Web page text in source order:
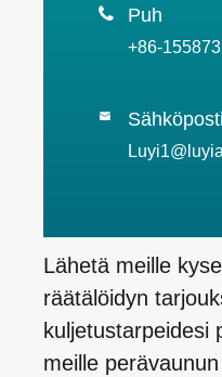
 Puh
+86-
 Sähköposti
Lähetä meille
räätälöidyn
kuljetustarpeidesi
meille